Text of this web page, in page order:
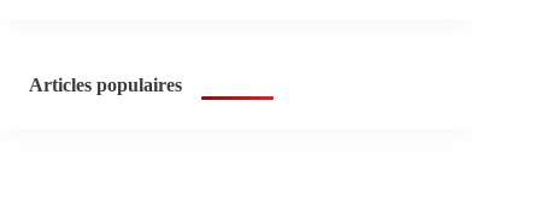
Articles populaires